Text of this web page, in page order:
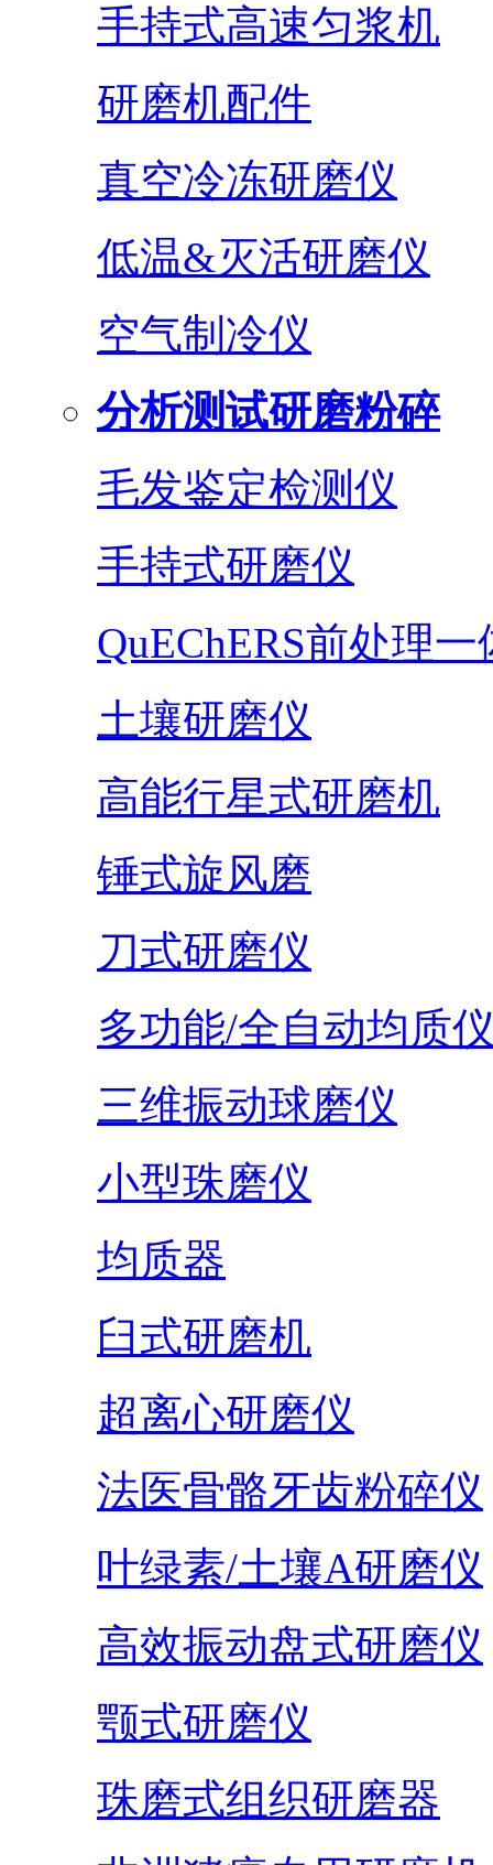
手持式高速匀浆机
研磨机配件
真空冷冻研磨仪
低温&灭活研磨仪
空气制冷仪
分析测试研磨粉碎
毛发鉴定检测仪
手持式研磨仪
QuEChERS前处理一
土壤研磨仪
高能行星式研磨机
锤式旋风磨
刀式研磨仪
多功能/全自动均质
三维振动球磨仪
小型珠磨仪
均质器
臼式研磨机
超离心研磨仪
法医骨骼牙齿粉碎仪
叶绿素/土壤A研磨仪
高效振动盘式研磨仪
颚式研磨仪
珠磨式组织研磨器